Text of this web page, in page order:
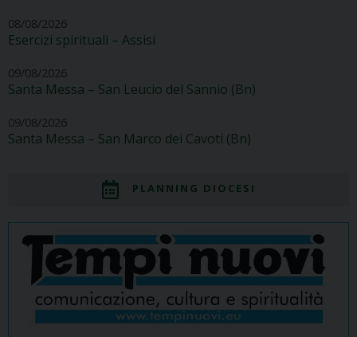
08/08/2026
Esercizi spirituali – Assisi
09/08/2026
Santa Messa – San Leucio del Sannio (Bn)
09/08/2026
Santa Messa – San Marco dei Cavoti (Bn)
PLANNING DIOCESI